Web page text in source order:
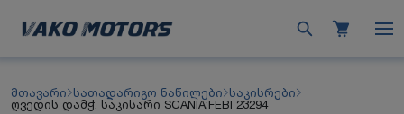
მთავარი სათადარიგო ნაწილები საკისრები
ღვედის დამჭ. საკისარი SCANIA;FEBI 23294